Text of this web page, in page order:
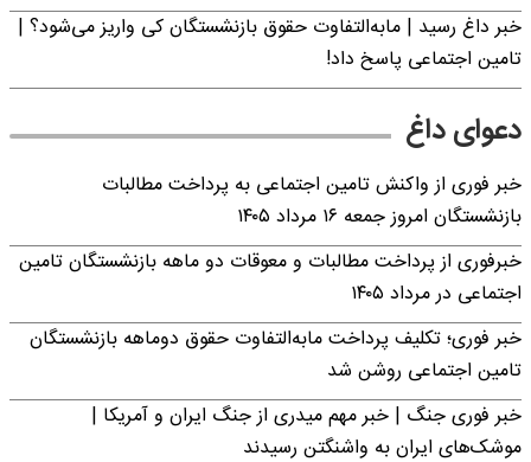
خبر داغ رسید | مابه‌التفاوت حقوق بازنشستگان کی واریز می‌شود؟ |
تامین اجتماعی پاسخ داد!
دعوای داغ
خبر فوری از واکنش تامین اجتماعی به پرداخت مطالبات
بازنشستگان امروز جمعه ۱۶ مرداد ۱۴۰۵
خبرفوری از پرداخت مطالبات و معوقات دو ماهه بازنشستگان تامین
اجتماعی در مرداد ۱۴۰۵
خبر فوری؛ تکلیف پرداخت مابه‌التفاوت حقوق دوماهه بازنشستگان
تامین اجتماعی روشن شد
خبر فوری جنگ | خبر مهم میدری از جنگ ایران و آمریکا |
موشک‌های ایران به واشنگتن رسیدند